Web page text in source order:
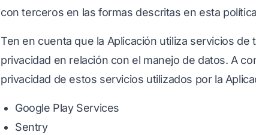
con terceros en las formas descritas en esta
Ten en cuenta que la Aplicación utiliza servicios
privacidad en relación con el manejo de datos. A
privacidad de estos servicios utilizados por la
Google Play Services
Sentry